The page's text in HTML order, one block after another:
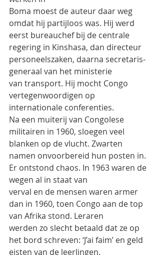
Boma moest de auteur daar weg
omdat hij partijloos was. Hij werd
eerst bureauchef bij de centrale
regering in Kinshasa, dan directeur
personeelszaken, daarna secretaris-
generaal van het ministerie
van transport. Hij mocht Congo
vertegenwoordigen op
internationale conferenties.
Na een muiterij van Congolese
militairen in 1960, sloegen veel
blanken op de vlucht. Zwarten
namen onvoorbereid hun posten in.
Er ontstond chaos. In 1963 waren de
wegen al in staat van
verval en de mensen waren armer
dan in 1960, toen Congo aan de top
van Afrika stond. Leraren
werden zo slecht betaald dat ze op
het bord schreven: ‘J’ai faim’ en geld
eisten van de leerlingen.